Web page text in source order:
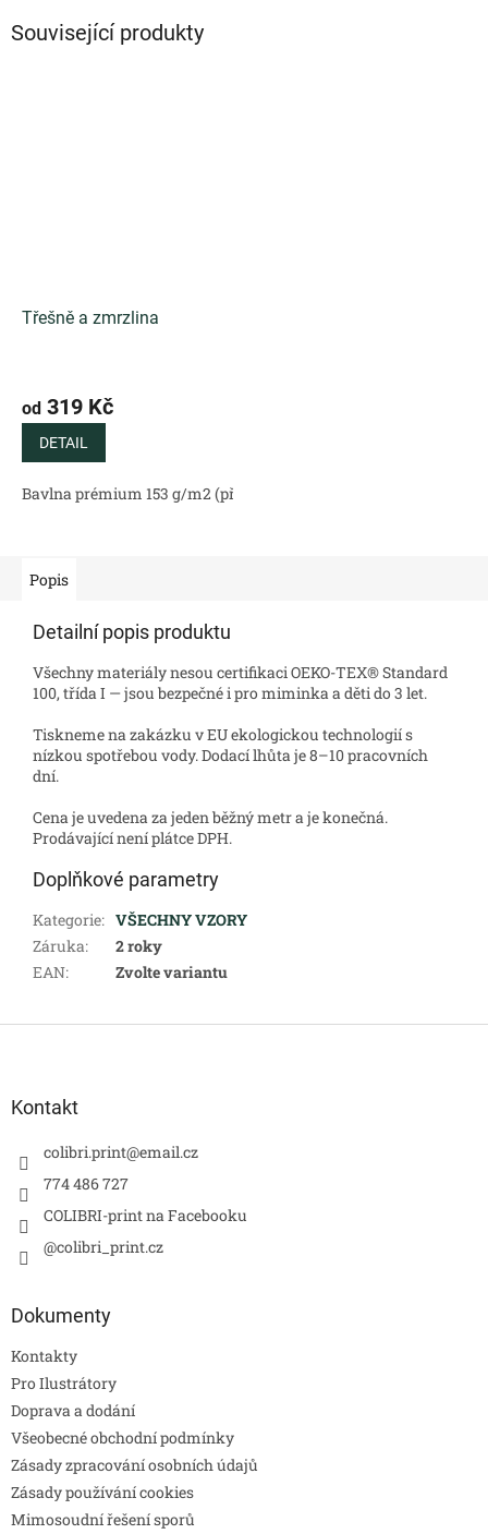
Související produkty
Třešně a zmrzlina
od 319 Kč
DETAIL
Bavlna prémium 153 g/m2 (přírodní)
Popis
Detailní popis produktu
Všechny materiály nesou certifikaci OEKO-TEX® Standard
100, třída I — jsou bezpečné i pro miminka a děti do 3 let.
Tiskneme na zakázku v EU ekologickou technologií s
nízkou spotřebou vody. Dodací lhůta je 8–10 pracovních
dní.
Cena je uvedena za jeden běžný metr a je konečná.
Prodávající není plátce DPH.
Doplňkové parametry
Kategorie: VŠECHNY VZORY
Záruka:
2 roky
EAN: Zvolte variantu
Kontakt
colibri.print@email.cz
774 486 727
COLIBRI-print na Facebooku
@colibri_print.cz
Dokumenty
Kontakty
Pro Ilustrátory
Doprava a dodání
Všeobecné obchodní podmínky
Zásady zpracování osobních údajů
Zásady používání cookies
Mimosoudní řešení sporů